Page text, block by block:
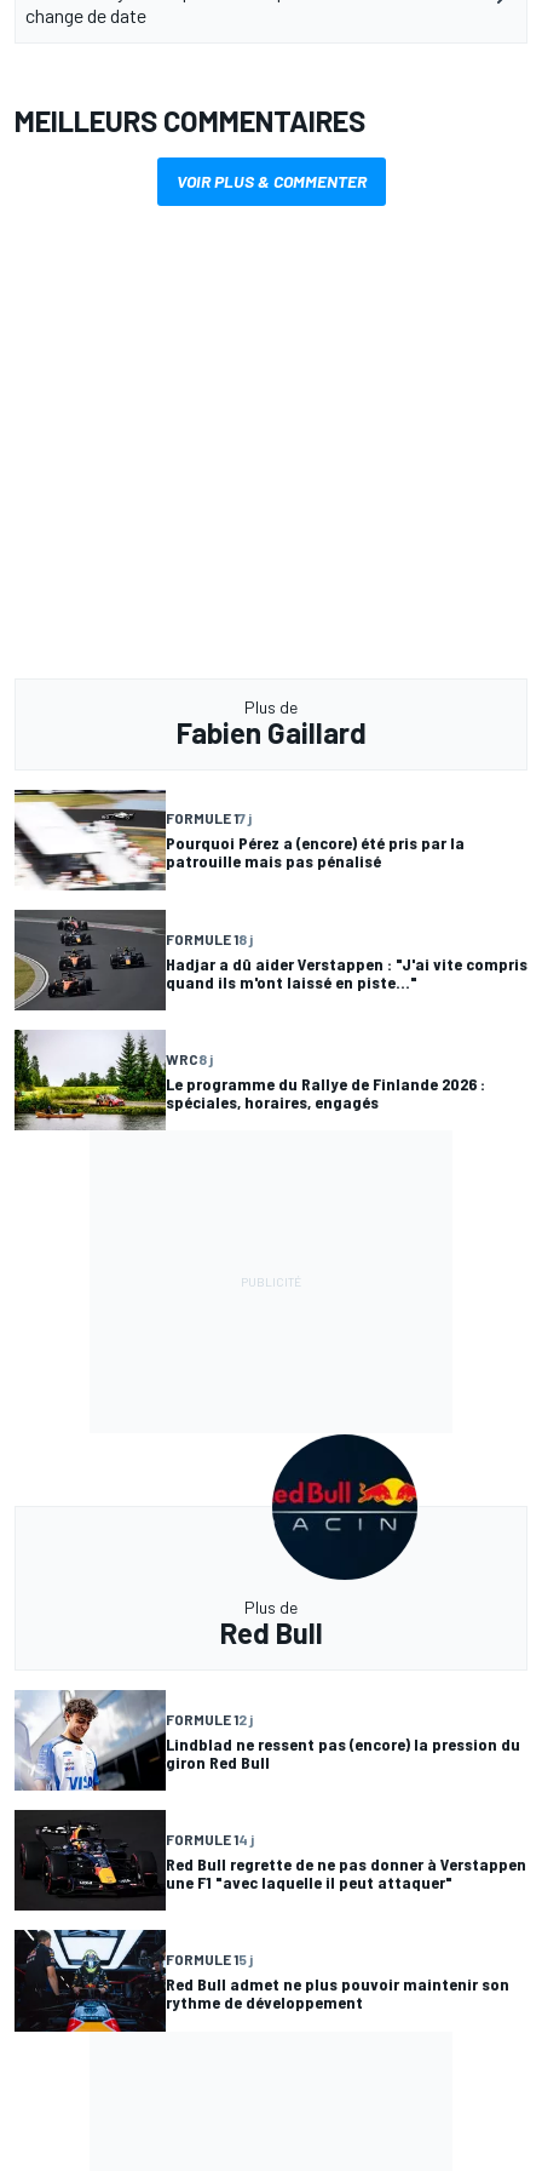
change de date
MEILLEURS COMMENTAIRES
VOIR PLUS & COMMENTER
Plus de
Fabien Gaillard
FORMULE 17 j
Pourquoi Pérez a (encore) été pris par la
patrouille mais pas pénalisé
FORMULE 18 j
Hadjar a dû aider Verstappen : "J'ai vite compris
quand ils m'ont laissé en piste..."
WRC8 j
Le programme du Rallye de Finlande 2026 :
spéciales, horaires, engagés
Plus de
Red Bull
FORMULE 12 j
Lindblad ne ressent pas (encore) la pression du
giron Red Bull
FORMULE 14 j
Red Bull regrette de ne pas donner à Verstappen
une F1 "avec laquelle il peut attaquer"
FORMULE 15 j
Red Bull admet ne plus pouvoir maintenir son
rythme de développement